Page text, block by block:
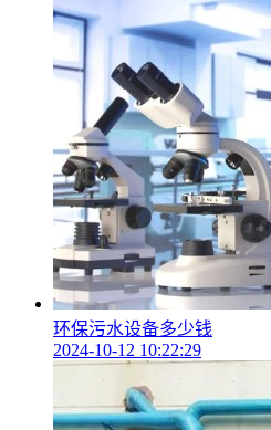
环保污水设备多少钱
2024-10-12 10:22:29